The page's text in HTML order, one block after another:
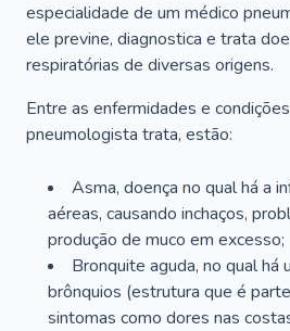
especialidade de um médico
ele previne, diagnostica e trata
respiratórias de diversas origens.
Entre as enfermidades e
pneumologista trata, estão:
Asma, doença no qual há a
aéreas, causando inchaços,
produção de muco em excesso;
Bronquite aguda, no qual há
brônquios (estrutura que é
sintomas como dores nas